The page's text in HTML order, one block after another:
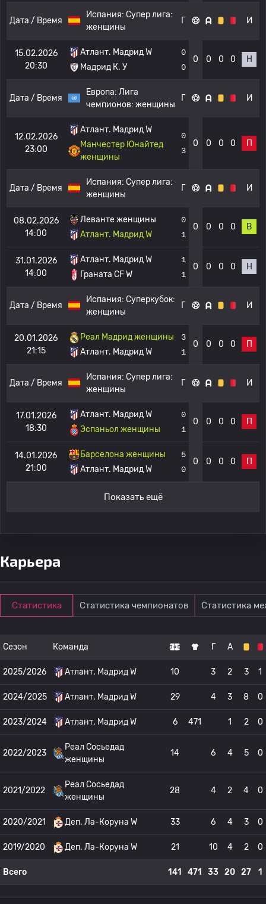
Дата / Время
Испания: Супер лига:
женщины
Г И
15.02.2026
20:30
Атлант. Мадрид W
Мадрид К. У
0
0
0 0 0 0 Н
Дата / Время
Европа: Лига
чемпионов: женщины
Г И
12.02.2026
23:00
Атлант. Мадрид W
Манчестер Юнайтед
женщины
0
3
0 0 0 0 П
Дата / Время
Испания: Супер лига:
женщины
Г И
08.02.2026
14:00
Леванте женщины
Атлант. Мадрид W
0
1
0 0 0 0 В
31.01.2026
14:00
Атлант. Мадрид W
Граната CF W
1
1
0 0 0 0 Н
Дата / Время
Испания: Суперкубок:
женщины
Г И
20.01.2026
21:15
Реал Мадрид женщины
Атлант. Мадрид W
3
1
0 0 0 0 П
Дата / Время
Испания: Супер лига:
женщины
Г И
17.01.2026
18:30
Атлант. Мадрид W
Эспаньол женщины
0
1
0 0 0 0 П
14.01.2026
21:00
Барселона женщины
Атлант. Мадрид W
5
0
0 0 0 0 П
Показать ещё
Карьера
Статистика Статистика чемпионатов Статистика
Сезон Команда Г А
2025/2026 Атлант. Мадрид W 10 3 2 3 1
2024/2025 Атлант. Мадрид W 29 4 3 8 0
2023/2024 Атлант. Мадрид W 6 471 1 2 0
2022/2023
Реал Сосьедад
женщины
14 6 4 5 0
2021/2022
Реал Сосьедад
женщины
28 4 2 4 0
2020/2021 Деп. Ла-Коруна W 33 6 4 3 0
2019/2020 Деп. Ла-Коруна W 21 10 4 2 0
Всего 141 471 33 20 27 1